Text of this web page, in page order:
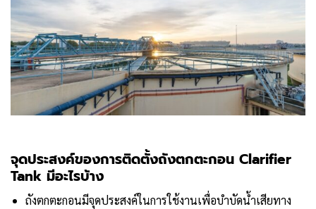
จุดประสงค์ของการติดตั้งถังตกตะกอน Clarifier
Tank มีอะไรบ้าง
ถังตกตะกอนมีจุดประสงค์ในการใช้งานเพื่อบำบัดน้ำเสียทาง